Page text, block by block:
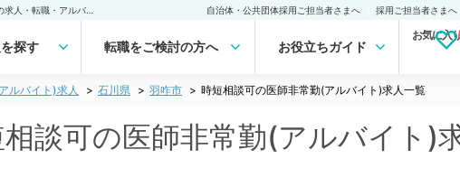
自治体・公共団体採用ご担当者さまへ 採用ご担当者さまへ
探す 転職をご検討の方へ お役立ちガイド
お気に入
ルバイト)求人 石川県 羽咋市 時短相談可の医師非常勤(アルバイト)求人一覧
談可の医師非常勤(アルバイト)